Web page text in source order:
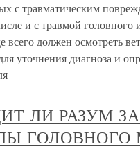
с травматическим
и с травмой головного
всего должен осмотреть
уточнения диагноза и
ЛИ РАЗУМ ЗА
ГОЛОВНОГО